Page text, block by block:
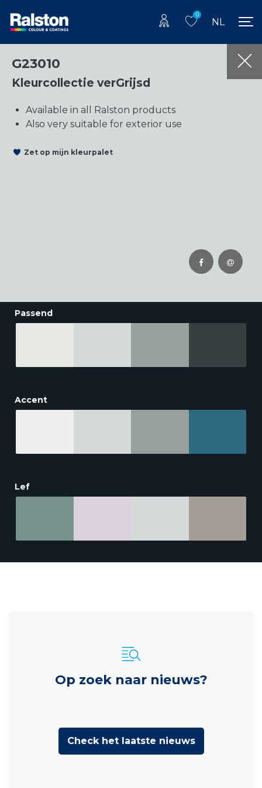
0
NL
G23010
Kleurcollectie verGrijsd
Available in all Ralston products
Also very suitable for exterior use
Zet op mijn kleurpalet
Passend
Accent
Lef
Op zoek naar nieuws?
Check het laatste nieuws